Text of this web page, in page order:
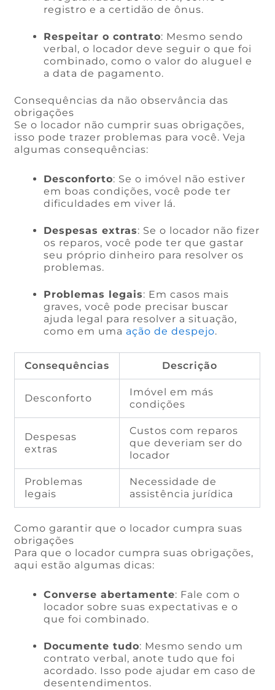
registro e a certidão de ônus.
Respeitar o contrato: Mesmo sendo
verbal, o locador deve seguir o que foi
combinado, como o valor do aluguel e
a data de pagamento.
Consequências da não observância das
obrigações
Se o locador não cumprir suas obrigações,
isso pode trazer problemas para você. Veja
algumas consequências:
Desconforto: Se o imóvel não estiver
em boas condições, você pode ter
dificuldades em viver lá.
Despesas extras: Se o locador não fizer
os reparos, você pode ter que gastar
seu próprio dinheiro para resolver os
problemas.
Problemas legais: Em casos mais
graves, você pode precisar buscar
ajuda legal para resolver a situação,
como em uma ação de despejo.
Consequências Descrição
Desconforto
Imóvel em más
condições
Despesas
extras
Custos com reparos
que deveriam ser do
locador
Problemas
legais
Necessidade de
assistência jurídica
Como garantir que o locador cumpra suas
obrigações
Para que o locador cumpra suas obrigações,
aqui estão algumas dicas:
Converse abertamente: Fale com o
locador sobre suas expectativas e o
que foi combinado.
Documente tudo: Mesmo sendo um
contrato verbal, anote tudo que foi
acordado. Isso pode ajudar em caso de
desentendimentos.